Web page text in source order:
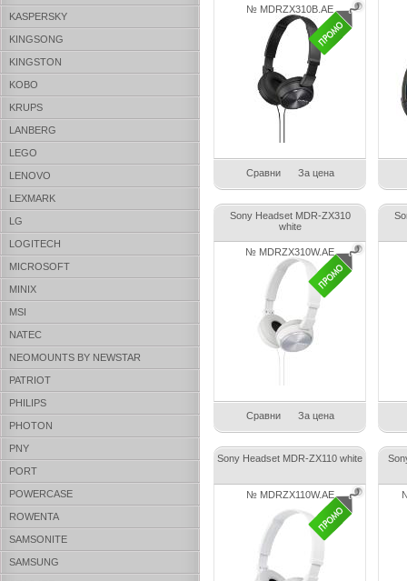
KASPERSKY
KINGSONG
KINGSTON
KOBO
KRUPS
LANBERG
LEGO
LENOVO
LEXMARK
LG
LOGITECH
MICROSOFT
MINIX
MSI
NATEC
NEOMOUNTS BY NEWSTAR
PATRIOT
PHILIPS
PHOTON
PNY
PORT
POWERCASE
ROWENTA
SAMSONITE
SAMSUNG
№ MDRZX310B.AE
Сравни За цена
Sony Headset MDR-ZX310
white
№ MDRZX310W.AE
Сравни За цена
Sony Headset MDR-ZX110 white
№ MDRZX110W.AE